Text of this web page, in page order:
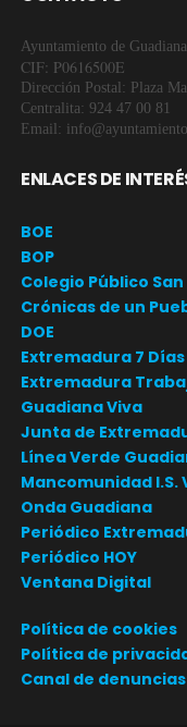
Ayuntamiento de Guadiana
CIF: P0616500E
Dirección Postal: Plaza
Centralita: 924 47 00 81
Email:
ENLACES DE
BOE
BOP
Colegio Público
Crónicas de un
DOE
Extremadura 7 Días
Extremadura
Guadiana Viva
Junta de
Línea Verde
Mancomunidad I.S.
Onda Guadiana
Periódico
Periódico HOY
Ventana Digital
Política de cookies
Política de
Canal de denuncias